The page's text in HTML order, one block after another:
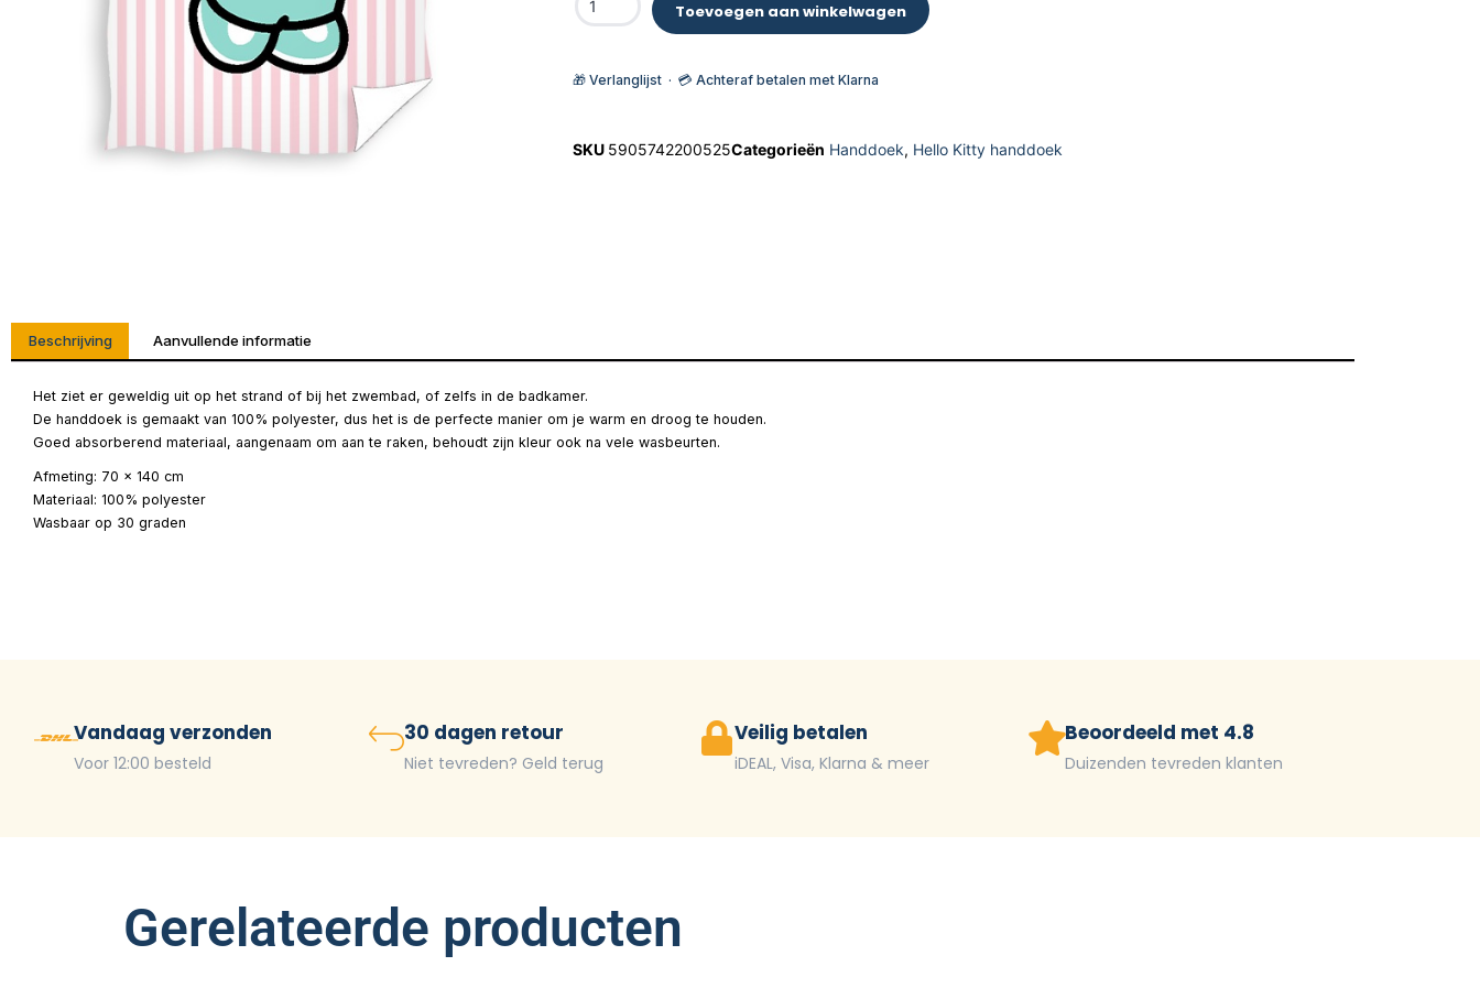
Toevoegen aan winkelwagen
🎁 Verlanglijst · 💳 Achteraf betalen met Klarna
SKU 5905742200525Categorieën Handdoek, Hello Kitty handdoek
Beschrijving Aanvullende informatie
Het ziet er geweldig uit op het strand of bij het zwembad, of zelfs in de badkamer.
De handdoek is gemaakt van 100% polyester, dus het is de perfecte manier om je warm en droog te houden.
Goed absorberend materiaal, aangenaam om aan te raken, behoudt zijn kleur ook na vele wasbeurten.
Afmeting: 70 x 140 cm
Materiaal: 100% polyester
Wasbaar op 30 graden
Vandaag verzonden
Voor 12:00 besteld
30 dagen retour
Niet tevreden? Geld terug
Veilig betalen
iDEAL, Visa, Klarna & meer
Beoordeeld met 4.8
Duizenden tevreden klanten
Gerelateerde producten